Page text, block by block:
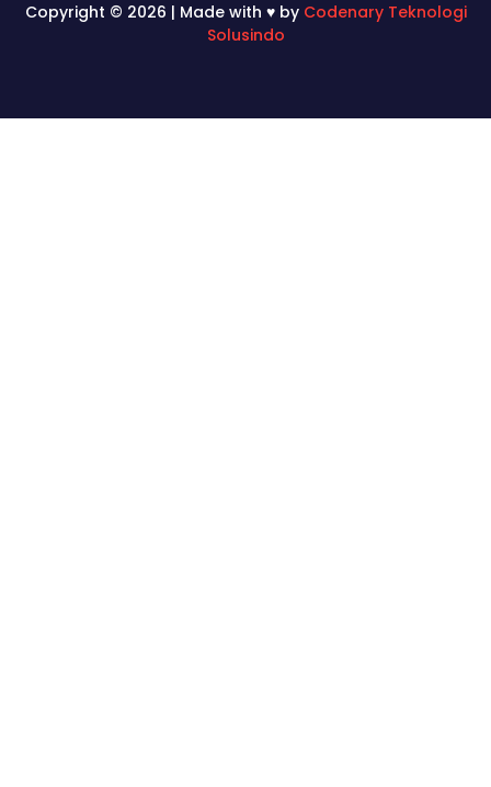
Copyright © 2026 | Made with ♥ by Codenary Teknologi
Solusindo